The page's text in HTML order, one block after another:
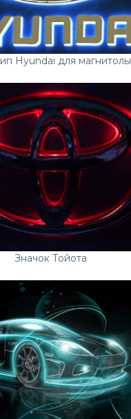
Hyundai для магнитолы
Значок Тойота